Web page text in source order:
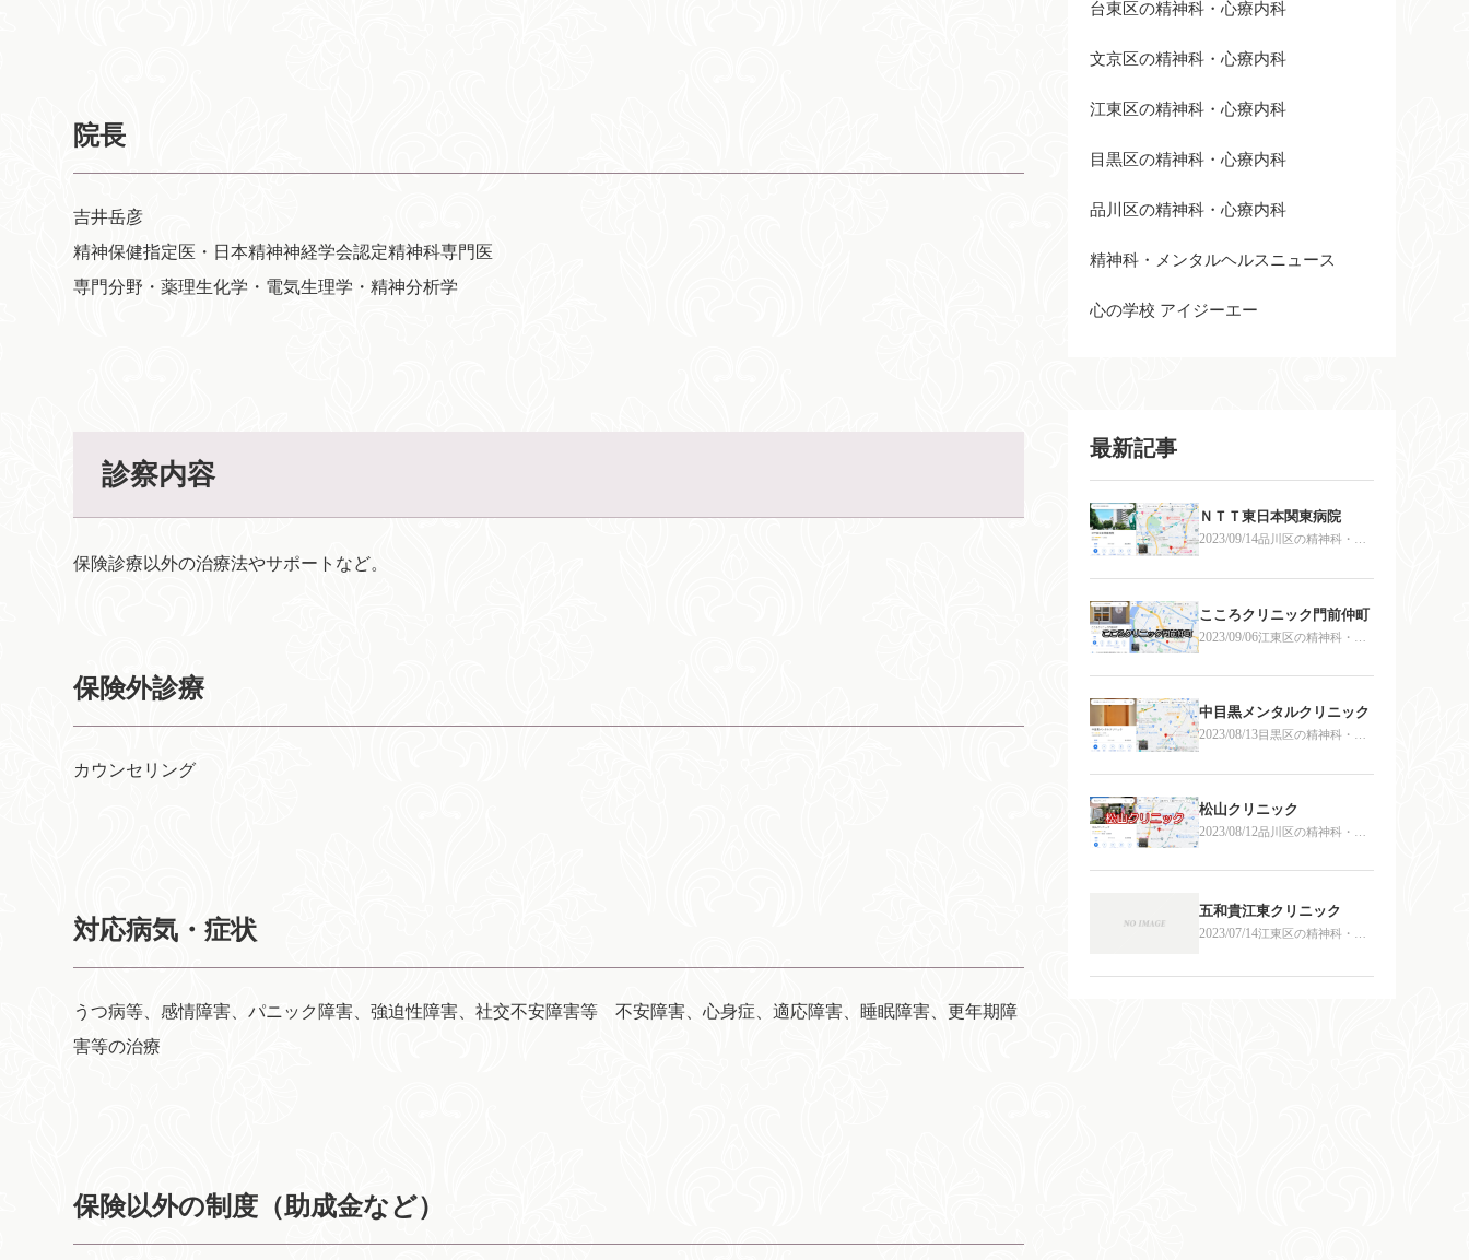
院長
吉井岳彦
精神保健指定医・日本精神神経学会認定精神科専門医
専門分野・薬理生化学・電気生理学・精神分析学
診察内容
保険診療以外の治療法やサポートなど。
保険外診療
カウンセリング
対応病気・症状
うつ病等、感情障害、パニック障害、強迫性障害、社交不安障害等 不安障害、心身症、適応障害、睡眠障害、更年期障
害等の治療
保険以外の制度（助成金など）
台東区の精神科・心療内科
文京区の精神科・心療内科
江東区の精神科・心療内科
目黒区の精神科・心療内科
品川区の精神科・心療内科
精神科・メンタルヘルスニュース
心の学校 アイジーエー
最新記事
ＮＴＴ東日本関東病院
2023/09/14品川区の精神科・心
こころクリニック門前仲町
2023/09/06江東区の精神科・心
中目黒メンタルクリニック
2023/08/13目黒区の精神科・心
松山クリニック
2023/08/12品川区の精神科・心
五和貴江東クリニック
2023/07/14江東区の精神科・心